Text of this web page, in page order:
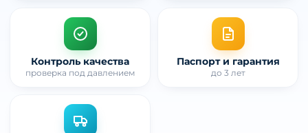
Контроль качества
проверка под давлением
Паспорт и гарантия
до 3 лет